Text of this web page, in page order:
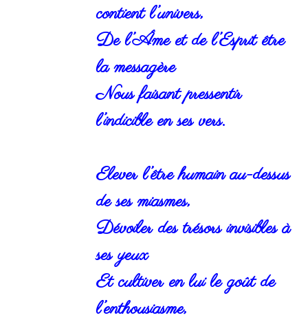
contient l’univers,
De l’Âme et de l’Esprit être
la messagère
Nous faisant pressentir
l’indicible en ses vers.
Elever l’être humain au-dessus
de ses miasmes,
Dévoiler des trésors invisibles à
ses yeux
Et cultiver en lui le goût de
l’enthousiasme,